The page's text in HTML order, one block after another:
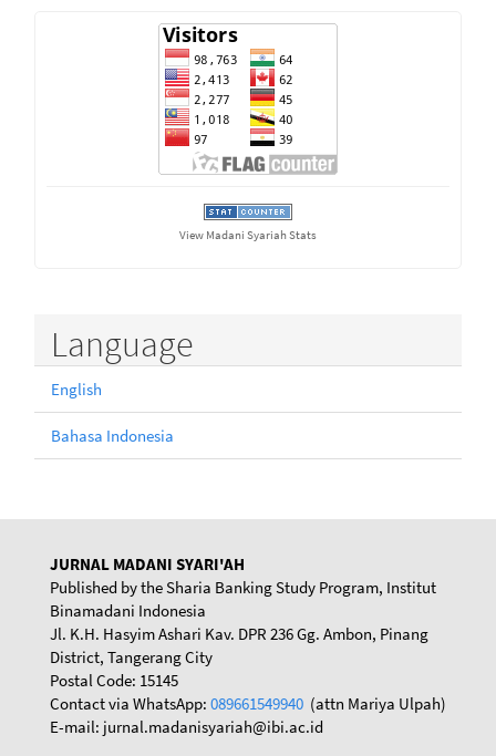
View Madani Syariah Stats
Language
English
Bahasa Indonesia
JURNAL MADANI SYARI'AH
Published by the Sharia Banking Study Program, Institut
Binamadani Indonesia
Jl. K.H. Hasyim Ashari Kav. DPR 236 Gg. Ambon, Pinang
District, Tangerang City
Postal Code: 15145
Contact via WhatsApp: 089661549940 (attn Mariya Ulpah)
E-mail: jurnal.madanisyariah@ibi.ac.id